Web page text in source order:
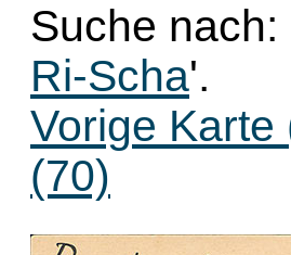
Suche nach:
Ri-Scha'.
Vorige Karte
(70)